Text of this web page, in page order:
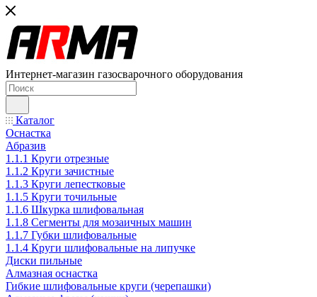
Интернет-магазин газосварочного оборудования
Каталог
Оснастка
Абразив
1.1.1 Круги отрезные
1.1.2 Круги зачистные
1.1.3 Круги лепестковые
1.1.5 Круги точильные
1.1.6 Шкурка шлифовальная
1.1.8 Сегменты для мозаичных машин
1.1.7 Губки шлифовальные
1.1.4 Круги шлифовальные на липучке
Диски пильные
Алмазная оснастка
Гибкие шлифовальные круги (черепашки)